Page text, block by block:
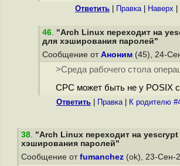
Ответить Правка| Наверх
46. "Arch Linux переходит на
для хэширования паролей"
Сообщение от Аноним (45), 24-
>Среда рабочего стола
СРС может быть не у POSIX
Ответить Правка| К родителю
38. "Arch Linux переходит на yescrypt
хэширования паролей"
Сообщение от fumanchez (ok), 23-Сен-